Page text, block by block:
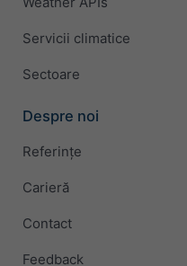
Servicii climatice
Sectoare
Despre noi
Referințe
Carieră
Contact
Feedback